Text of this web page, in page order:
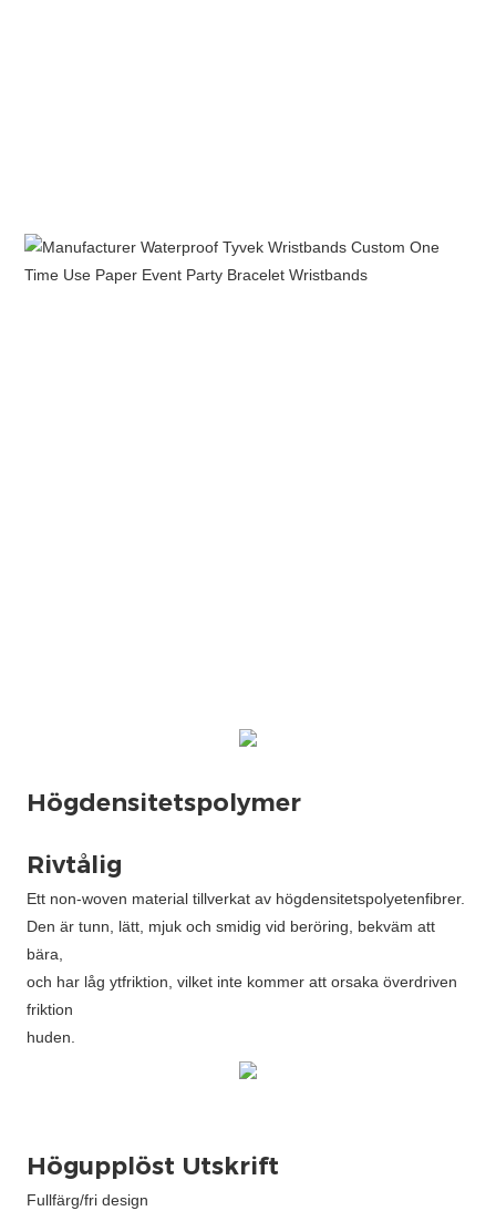
Ett non-woven material tillverkat av högdensitetspolyetenfibrer.
Den är tunn, lätt, mjuk och smidig vid beröring, bekväm att
bära,
och har låg ytfriktion, vilket inte kommer att orsaka överdriven
friktion
huden.
Högupplöst Utskrift
Fullfärg/fri design